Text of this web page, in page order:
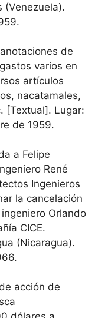
(Venezuela).
de
varios en
artículos
nacatamales,
[Textual]. Lugar:
de 1959.
a Felipe
René
Ingenieros
la cancelación
Orlando
CICE.
(Nicaragua).
acción de